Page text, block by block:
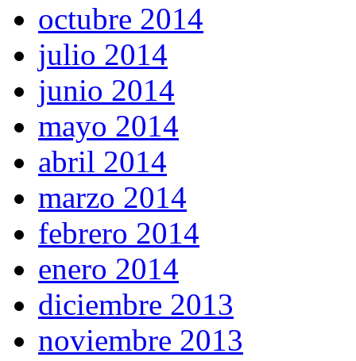
octubre 2014
julio 2014
junio 2014
mayo 2014
abril 2014
marzo 2014
febrero 2014
enero 2014
diciembre 2013
noviembre 2013